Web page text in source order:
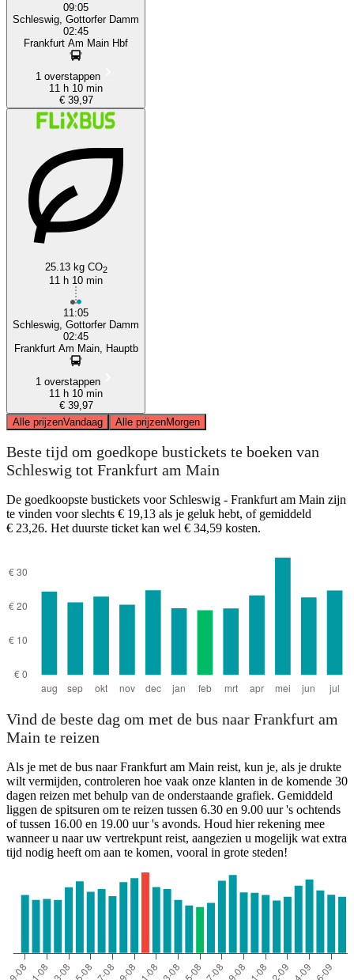
09:05
Schleswig, Gottorfer Damm
02:45
Frankfurt Am Main Hbf
1 overstappen
11 h 10 min
€ 39,97
25.13 kg CO2
11 h 10 min
11:05
Schleswig, Gottorfer Damm
02:45
Frankfurt Am Main, Hauptb
1 overstappen
11 h 10 min
€ 39,97
Alle prijzenVandaag Alle prijzenMorgen
Beste tijd om goedkope bustickets te boeken van
Schleswig tot Frankfurt am Main
De goedkoopste bustickets voor Schleswig - Frankfurt am Main zijn
te vinden voor slechts € 19,13 als je geluk hebt, of gemiddeld
€ 23,26. Het duurste ticket kan wel € 34,59 kosten.
Vind de beste dag om met de bus naar Frankfurt am
Main te reizen
Als je met de bus naar Frankfurt am Main reist, kun je, als je drukte
wilt vermijden, controleren hoe vaak onze klanten in de komende 30
dagen reizen met behulp van de onderstaande grafiek. Gemiddeld
liggen de spitsuren om te reizen tussen 6.30 en 9.00 uur 's ochtends
of tussen 16.00 en 19.00 uur 's avonds. Houd hier rekening mee
wanneer u naar uw vertrekpunt reist, aangezien u mogelijk wat extra
tijd nodig heeft om aan te komen, vooral in grote steden!